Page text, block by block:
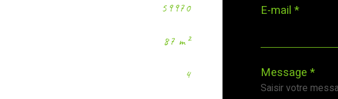
59970
87 m²
4
E-mail *
Message *